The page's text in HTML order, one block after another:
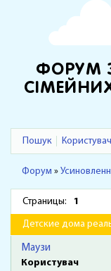
ФОРУМ
Пошук
Форум »
Страницы: 1
Детские дома
Маузи
Користувач